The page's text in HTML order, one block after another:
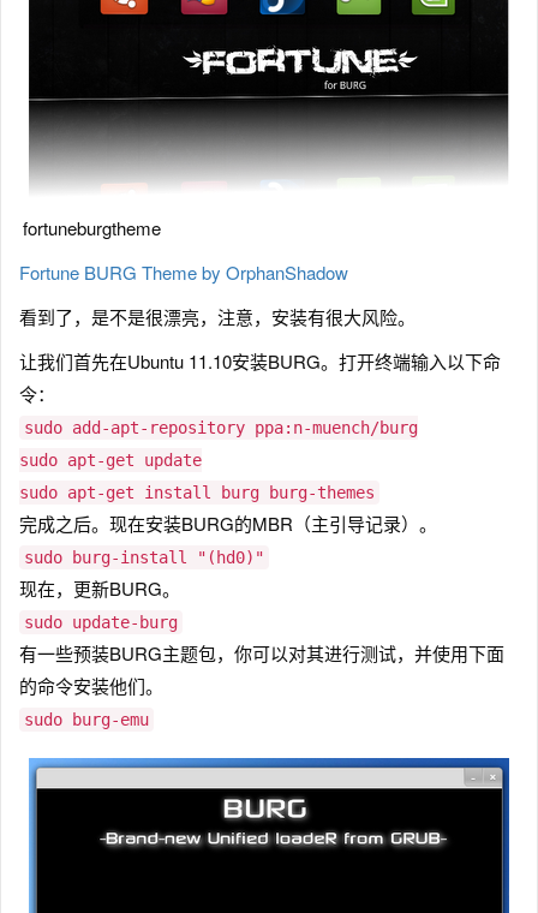
fortuneburgtheme
Fortune BURG Theme by OrphanShadow
看到了，是不是很漂亮，注意，安装有很大风险。
让我们首先在Ubuntu 11.10安装BURG。打开终端输入以下命
令：
sudo add-apt-repository ppa:n-muench/burg
sudo apt-get update
sudo apt-get install burg burg-themes
完成之后。现在安装BURG的MBR（主引导记录）。
sudo burg-install "(hd0)"
现在，更新BURG。
sudo update-burg
有一些预装BURG主题包，你可以对其进行测试，并使用下面
的命令安装他们。
sudo burg-emu